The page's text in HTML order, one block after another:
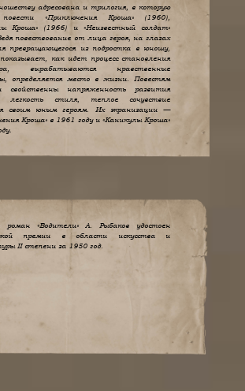
адресована и трилогия, в которую
«Приключения Кроша» (1960),
Кроша» (1966) и «Неизвестный солдат»
повествование от лица героя, на глазах
превращающегося из подростка в юношу,
как идет процесс становления
вырабатываются нравственные
определяется место в жизни. Повестям
свойственны напряженность развития
легкость стиля, теплое сочувствие
своим юным героям. Их экранизации —
Кроша» в 1961 году и «Каникулы Кроша»
роман «Водители» А. Рыбаков удостоен
премии в области искусства и
II степени за 1950 год.